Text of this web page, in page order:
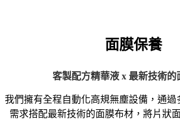
面膜保養
客製配方精華液 x 最新技術的
我們擁有全程自動化高規無塵設備，通過
需求搭配最新技術的面膜布材，將片狀